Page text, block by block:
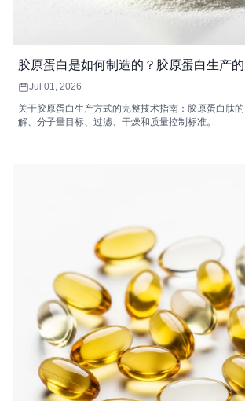
胶原蛋白是如何制造的？胶原蛋白生产
Jul 01, 2026
关于胶原蛋白生产方式的完整技术指南：胶原蛋白肽
解、分子量目标、过滤、干燥和质量控制标准。